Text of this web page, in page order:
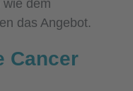
wie dem
das Angebot.
Cancer